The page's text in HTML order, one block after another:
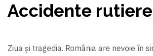
Accidente rutiere
Ziua și tragedia. România are nevoie în